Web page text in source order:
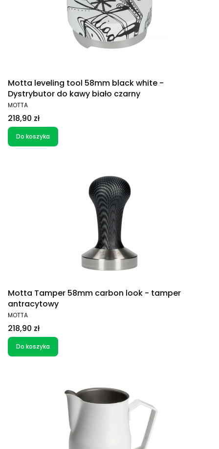
Motta leveling tool 58mm black white -
Dystrybutor do kawy biało czarny
PRODUCENT
MOTTA
Cena
218,90 zł
Do koszyka
Motta Tamper 58mm carbon look - tamper
antracytowy
PRODUCENT
MOTTA
Cena
218,90 zł
Do koszyka